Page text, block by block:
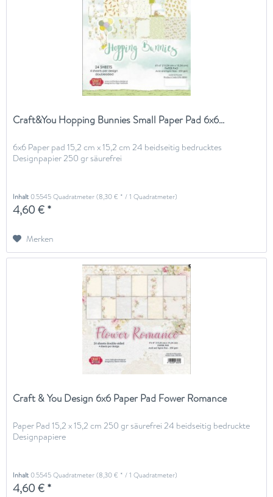
Craft&You Hopping Bunnies Small Paper Pad 6x6...
6x6 Paper pad 15,2 cm x 15,2 cm 24 beidseitig bedrucktes
Designpapier 250 gr säurefrei
Inhalt0.5545 Quadratmeter(8,30 € * / 1 Quadratmeter)
4,60 € *
Merken
Craft & You Design 6x6 Paper Pad Fower Romance
Paper Pad 15,2 x 15,2 cm 250 gr säurefrei 24 beidseitig bedruckte
Designpapiere
Inhalt0.5545 Quadratmeter(8,30 € * / 1 Quadratmeter)
4,60 € *